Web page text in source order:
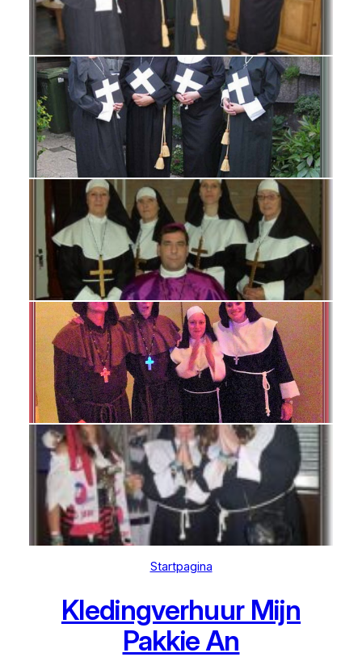
Startpagina
Kledingverhuur Mijn
Pakkie An